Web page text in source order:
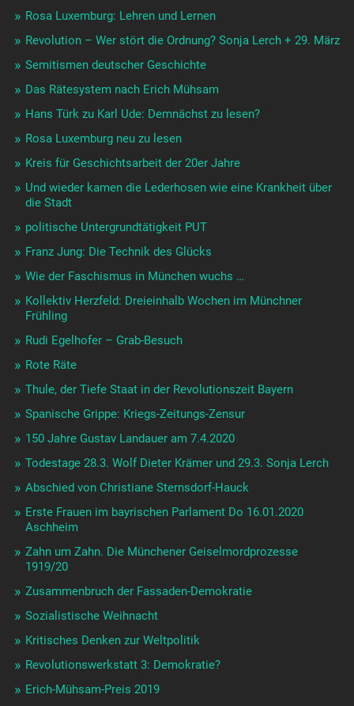
Rosa Luxemburg: Lehren und Lernen
Revolution – Wer stört die Ordnung? Sonja Lerch + 29. März
Semitismen deutscher Geschichte
Das Rätesystem nach Erich Mühsam
Hans Türk zu Karl Ude: Demnächst zu lesen?
Rosa Luxemburg neu zu lesen
Kreis für Geschichtsarbeit der 20er Jahre
Und wieder kamen die Lederhosen wie eine Krankheit über
die Stadt
politische Untergrundtätigkeit PUT
Franz Jung: Die Technik des Glücks
Wie der Faschismus in München wuchs …
Kollektiv Herzfeld: Dreieinhalb Wochen im Münchner
Frühling
Rudi Egelhofer – Grab-Besuch
Rote Räte
Thule, der Tiefe Staat in der Revolutionszeit Bayern
Spanische Grippe: Kriegs-Zeitungs-Zensur
150 Jahre Gustav Landauer am 7.4.2020
Todestage 28.3. Wolf Dieter Krämer und 29.3. Sonja Lerch
Abschied von Christiane Sternsdorf-Hauck
Erste Frauen im bayrischen Parlament Do 16.01.2020
Aschheim
Zahn um Zahn. Die Münchener Geiselmordprozesse
1919/20
Zusammenbruch der Fassaden-Demokratie
Sozialistische Weihnacht
Kritisches Denken zur Weltpolitik
Revolutionswerkstatt 3: Demokratie?
Erich-Mühsam-Preis 2019